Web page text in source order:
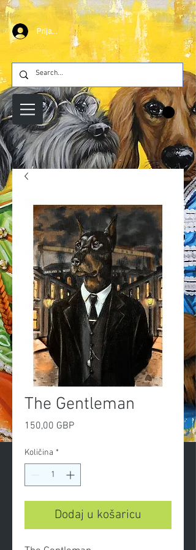
Prijava
The Gentleman
150,00 GBPCijena
Količina *
Dodaj u košaricu